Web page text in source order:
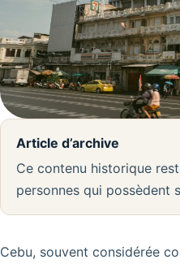
Article d’archive
Ce contenu historique
personnes qui possèdent
Cebu, souvent considérée